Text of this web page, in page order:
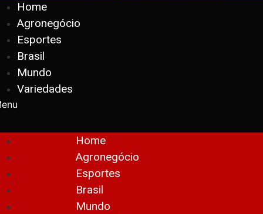
Home
Agronegócio
Esportes
Brasil
Mundo
Variedades
Home
Agronegócio
Esportes
Brasil
Mundo